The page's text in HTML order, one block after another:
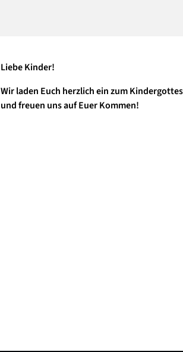
Liebe Kinder!
Wir laden Euch herzlich ein zum
und freuen uns auf Euer Kommen!